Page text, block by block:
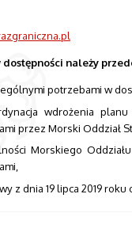
dostępności należy
potrzebami w
wdrożenia
przez Morski Oddział
Morskiego
z dnia 19 lipca 2019